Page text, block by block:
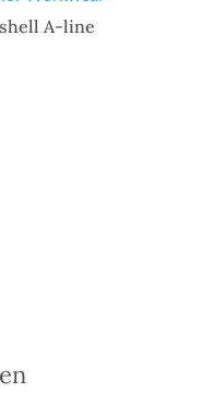
A-line